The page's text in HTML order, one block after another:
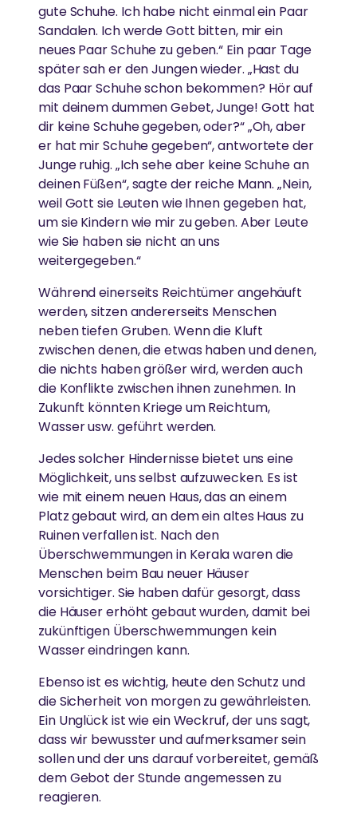
gute Schuhe. Ich habe nicht einmal ein Paar
Sandalen. Ich werde Gott bitten, mir ein
neues Paar Schuhe zu geben.“ Ein paar Tage
später sah er den Jungen wieder. „Hast du
das Paar Schuhe schon bekommen? Hör auf
mit deinem dummen Gebet, Junge! Gott hat
dir keine Schuhe gegeben, oder?“ „Oh, aber
er hat mir Schuhe gegeben“, antwortete der
Junge ruhig. „Ich sehe aber keine Schuhe an
deinen Füßen“, sagte der reiche Mann. „Nein,
weil Gott sie Leuten wie Ihnen gegeben hat,
um sie Kindern wie mir zu geben. Aber Leute
wie Sie haben sie nicht an uns
weitergegeben.“
Während einerseits Reichtümer angehäuft
werden, sitzen andererseits Menschen
neben tiefen Gruben. Wenn die Kluft
zwischen denen, die etwas haben und denen,
die nichts haben größer wird, werden auch
die Konflikte zwischen ihnen zunehmen. In
Zukunft könnten Kriege um Reichtum,
Wasser usw. geführt werden.
Jedes solcher Hindernisse bietet uns eine
Möglichkeit, uns selbst aufzuwecken. Es ist
wie mit einem neuen Haus, das an einem
Platz gebaut wird, an dem ein altes Haus zu
Ruinen verfallen ist. Nach den
Überschwemmungen in Kerala waren die
Menschen beim Bau neuer Häuser
vorsichtiger. Sie haben dafür gesorgt, dass
die Häuser erhöht gebaut wurden, damit bei
zukünftigen Überschwemmungen kein
Wasser eindringen kann.
Ebenso ist es wichtig, heute den Schutz und
die Sicherheit von morgen zu gewährleisten.
Ein Unglück ist wie ein Weckruf, der uns sagt,
dass wir bewusster und aufmerksamer sein
sollen und der uns darauf vorbereitet, gemäß
dem Gebot der Stunde angemessen zu
reagieren.